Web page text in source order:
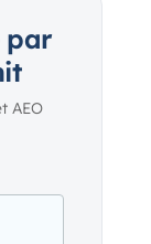
par
AEO